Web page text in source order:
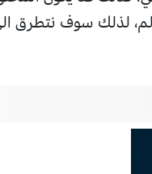
لذلك سوف نتطرق